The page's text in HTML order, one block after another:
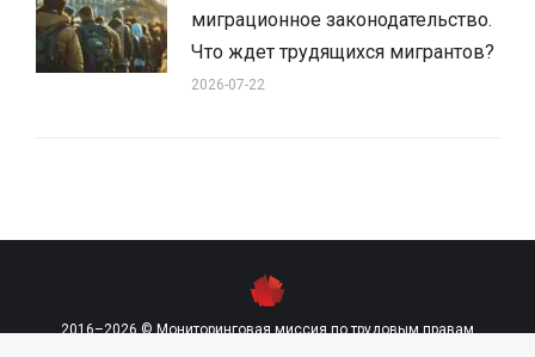
миграционное законодательство.
Что ждет трудящихся мигрантов?
2026-07-22
2016–2026 © Мониторинговая миссия по трудовым правам